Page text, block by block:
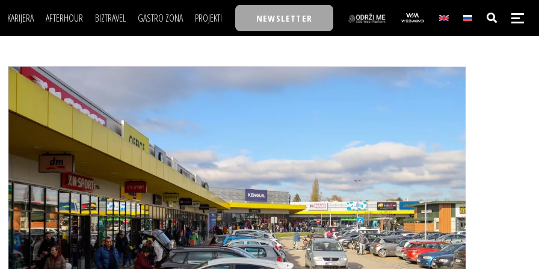
KARIJERA
LJUDI (HR)
MOJ UGAO
USAVRŠAVANJE
AFTERHOUR
KNJIGE
AUTO SVET
WELLBEING
BIZTRAVEL GASTRO ZONA PROJEKTI
BIZKOLEGIJUM
BMW BIZNIS LIGA
BIZLIFE WEEK
IZJAVA GODINE
NEWSLETTER
POSAO
MOJ UGAO
USAVRŠAVANJE
KNOW-HOW
FILM I SCENA
AUTO SVET
STIL
WELLBEING
NAJKOLEGA
30 ISPOD 30
BACK TO OFFICE/SCHOOL
BMW BIZNIS LIGA
BIZLIFE WEEK
IZJAVA GODINE